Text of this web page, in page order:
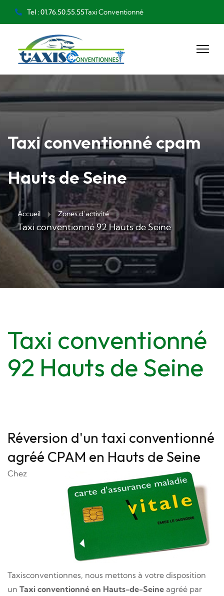
Tel : 01.76.50.55.55Taxi Conventionné
Taxi conventionné cpam
Hauts de Seine
Accueil Zones d’activité
Taxi conventionné 92 Hauts de Seine
Taxi conventionné
92 Hauts de Seine
Réversion d'un taxi conventionné
agréé CPAM en Hauts de Seine
Chez
Taxisconventionnes, nous mettons à votre disposition
un Taxi conventionné en Hauts-de-Seine agréé par